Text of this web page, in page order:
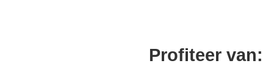
Profiteer van: